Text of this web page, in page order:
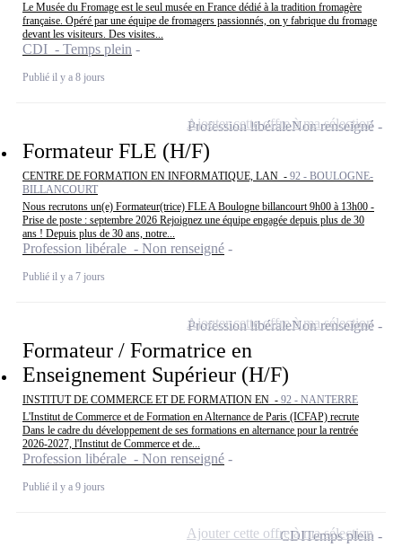
Le Musée du Fromage est le seul musée en France dédié à la tradition fromagère
française. Opéré par une équipe de fromagers passionnés, on y fabrique du fromage
devant les visiteurs. Des visites...
CDI - Temps plein
Publié il y a 8 jours
Formateur FLE (H/F)
CENTRE DE FORMATION EN INFORMATIQUE, LAN - 92 - BOULOGNE-
BILLANCOURT
Nous recrutons un(e) Formateur(trice) FLE A Boulogne billancourt 9h00 à 13h00 -
Prise de poste : septembre 2026 Rejoignez une équipe engagée depuis plus de 30
ans ! Depuis plus de 30 ans, notre...
Profession libérale - Non renseigné
Publié il y a 7 jours
Profession libéraleNon renseigné
Ajouter cette offre à ma sélection
Formateur / Formatrice en
Enseignement Supérieur (H/F)
INSTITUT DE COMMERCE ET DE FORMATION EN - 92 - NANTERRE
L'Institut de Commerce et de Formation en Alternance de Paris (ICFAP) recrute
Dans le cadre du développement de ses formations en alternance pour la rentrée
2026-2027, l'Institut de Commerce et de...
Profession libérale - Non renseigné
Publié il y a 9 jours
Profession libéraleNon renseigné
Ajouter cette offre à ma sélection
CDITemps plein
Ajouter cette offre à ma sélection